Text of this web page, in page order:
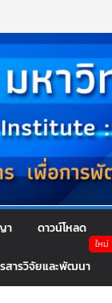
า ดาวน์โหลด
สารวิจัยและพัฒนา